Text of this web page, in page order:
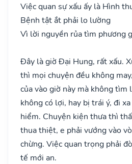
Việc quan sự xấu ấy là Hình
Bệnh tật ắt phải lo lường
Vì lời nguyền rủa tìm phương
Đây là giờ Đại Hung, rất xấu.
thì mọi chuyện đều không
của vào giờ này mà không tìm
không có lợi, hay bị trái ý, đi
hiểm. Chuyện kiện thưa thì
thua thiệt, e phải vướng vào
chừng. Việc quan trọng phải
tế mới an.